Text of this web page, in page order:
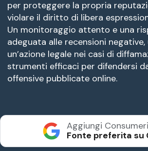
per proteggere la propria
violare il diritto di libera
Un monitoraggio attento e una
adeguata alle recensioni negative,
un’azione legale nei casi di
strumenti efficaci per difendersi
offensive pubblicate online.
Aggiungi
Fonte preferita su